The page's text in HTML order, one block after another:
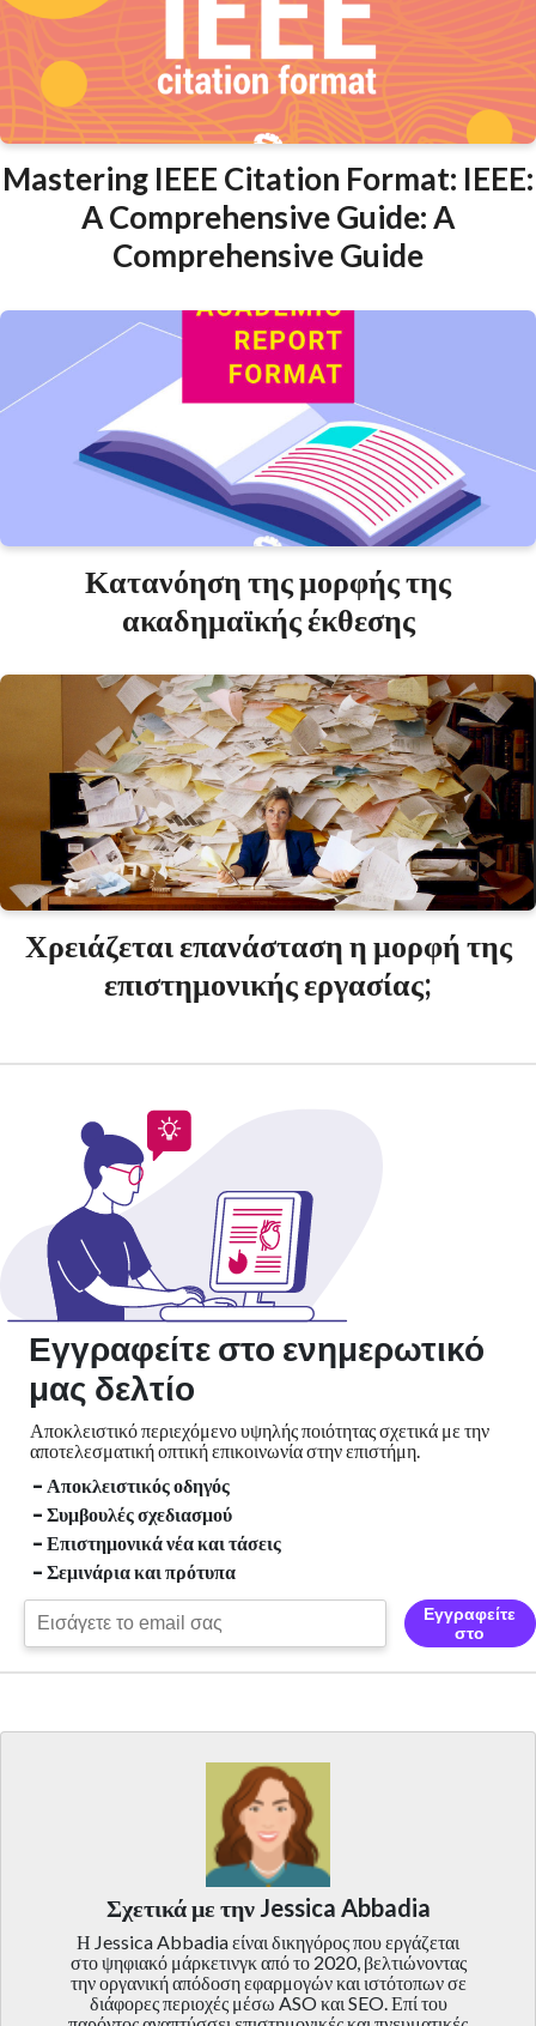
Mastering IEEE Citation Format: IEEE:
A Comprehensive Guide: A
Comprehensive Guide
Κατανόηση της μορφής της
ακαδημαϊκής έκθεσης
Χρειάζεται επανάσταση η μορφή της
επιστημονικής εργασίας;
Εγγραφείτε στο ενημερωτικό
μας δελτίο
Αποκλειστικό περιεχόμενο υψηλής ποιότητας σχετικά με την
αποτελεσματική οπτικήεπικοινωνία στην επιστήμη.
- Αποκλειστικός οδηγός
- Συμβουλές σχεδιασμού
- Επιστημονικά νέα και τάσεις
- Σεμινάρια και πρότυπα
Εγγραφείτε
στο
Σχετικά με την Jessica Abbadia
Η Jessica Abbadia είναι δικηγόρος που εργάζεται
στο ψηφιακό μάρκετινγκ από το 2020, βελτιώνοντας
την οργανική απόδοση εφαρμογών και ιστότοπων σε
διάφορες περιοχές μέσω ASO και SEO. Επί του